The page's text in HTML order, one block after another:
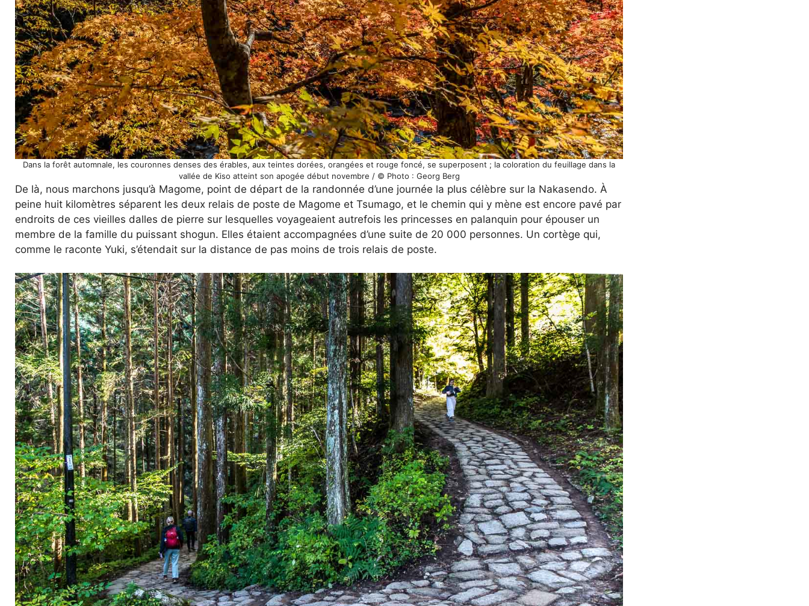
Dans la forêt automnale, les couronnes denses des érables, aux teintes dorées, orangées et rouge foncé, se superposent ; la coloration du feuillage dans la
vallée de Kiso atteint son apogée début novembre / © Photo : Georg Berg
De là, nous marchons jusqu’à Magome, point de départ de la randonnée d’une journée la plus célèbre sur la Nakasendo. À
peine huit kilomètres séparent les deux relais de poste de Magome et Tsumago, et le chemin qui y mène est encore pavé par
endroits de ces vieilles dalles de pierre sur lesquelles voyageaient autrefois les princesses en palanquin pour épouser un
membre de la famille du puissant shogun. Elles étaient accompagnées d’une suite de 20 000 personnes. Un cortège qui,
comme le raconte Yuki, s’étendait sur la distance de pas moins de trois relais de poste.